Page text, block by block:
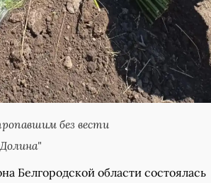
без вести
Белгородской области состоялась